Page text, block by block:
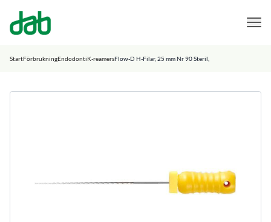
DAB Dental
StartFörbrukningEndodontiK-reamersFlow-D H-Filar, 25 mm Nr 90 Steril,